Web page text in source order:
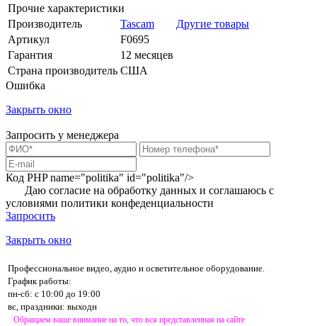
Прочие характеристики
Производитель
Tascam
Другие товары
Артикул
F0695
Гарантия
12 месяцев
Страна производитель США
Ошибка
Закрыть окно
Запросить у менеджера
Код PHPname="politika" id="politika"/>
Даю согласие на обработку данных и соглашаюсь с
условиями политики конфеденциальности
Запросить
Закрыть окно
Профессиональное видео, аудио и осветительное оборудование.
График работы:
пн-сб: с 10:00 до 19:00
вс, праздники: выходн
Обращаем ваше внимание на то, что вся представленная на сайте